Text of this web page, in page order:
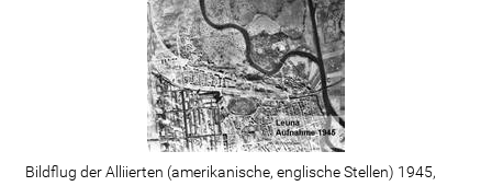
Bildflug der Alliierten (amerikanische, englische Stellen) 1945,